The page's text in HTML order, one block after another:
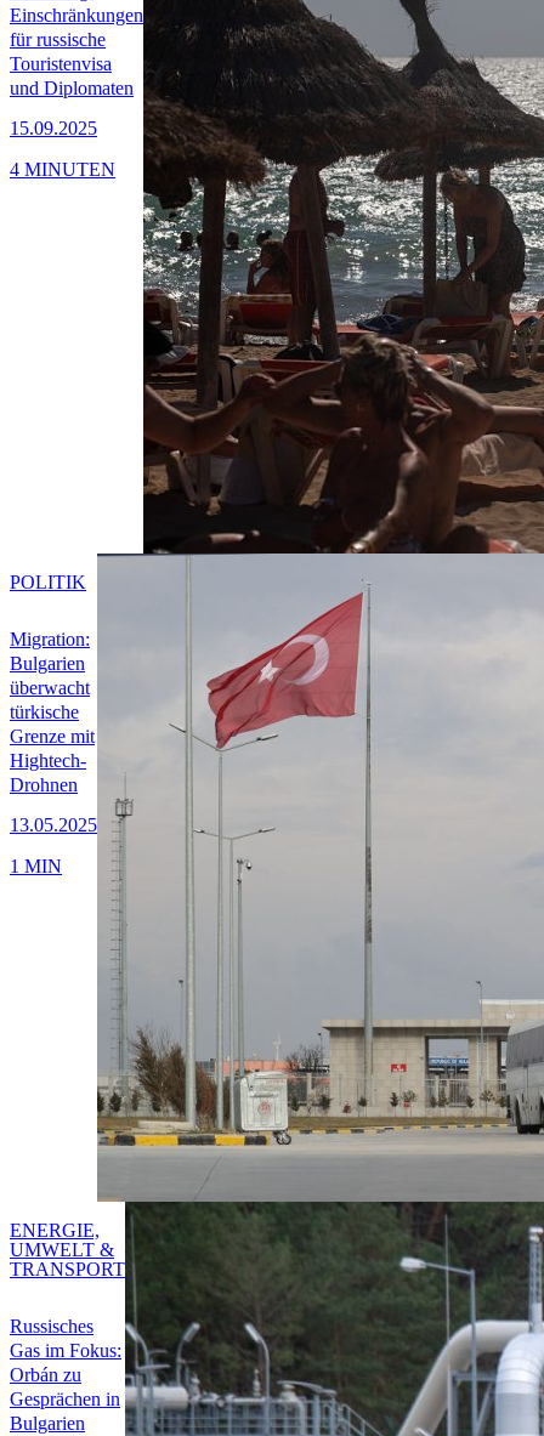
Einschränkungen
für russische
Touristenvisa
und Diplomaten
15.09.2025
4 MINUTEN
Migration:
Bulgarien
überwacht
türkische
Grenze mit
Hightech-
Drohnen
13.05.2025
POLITIK
1 MIN
Russisches
Gas im Fokus:
Orbán zu
Gesprächen in
Bulgarien
ENERGIE,
UMWELT &
TRANSPORT